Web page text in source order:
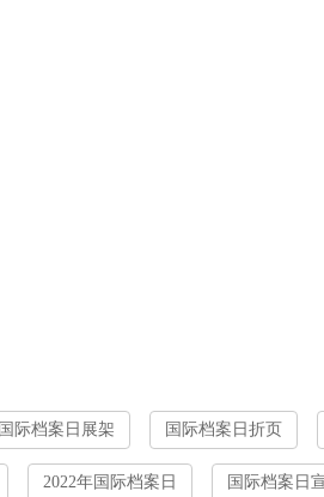
国际档案日展架 国际档案日折页
2022年国际档案日 国际档案日